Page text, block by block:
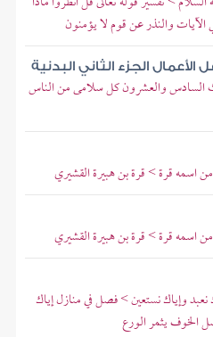
والنذر عن قوم لا يؤمنون
الجزء الثاني البدنية
السادس والعشرون كل سلامى من الناس
اسمه قرة > قرة بن هبيرة القشيري
اسمه قرة > قرة بن هبيرة القشيري
نعبد وإياك نستعين > فصل في منازل إياك
الخوف يثمر الورع